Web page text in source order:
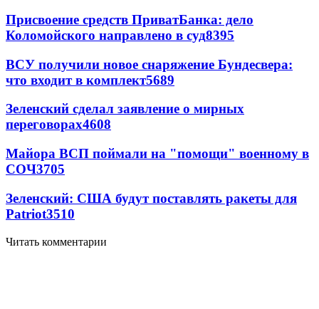
Присвоение средств ПриватБанка: дело
Коломойского направлено в суд8395
ВСУ получили новое снаряжение Бундесвера:
что входит в комплект5689
Зеленский сделал заявление о мирных
переговорах4608
Майора ВСП поймали на "помощи" военному в
СОЧ3705
Зеленский: США будут поставлять ракеты для
Patriot3510
Читать комментарии